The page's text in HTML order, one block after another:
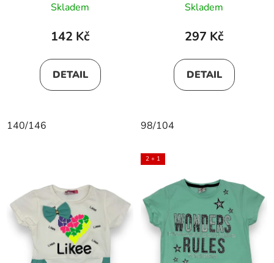
Skladem
142 Kč
DETAIL
140/146
Skladem
297 Kč
DETAIL
98/104
2 + 1